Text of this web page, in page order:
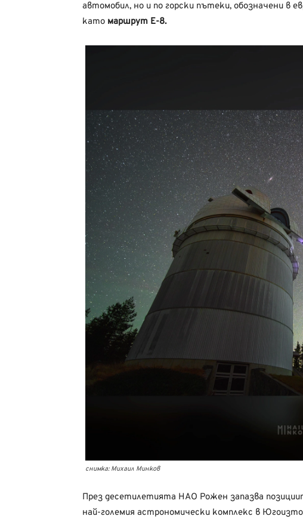
автомобил, но и по горски пътеки, обозначени в
като маршрут Е-8.
снимка: Михаил Минков
През десетилетията НАО Рожен запазва
най-големия астрономически комплекс в